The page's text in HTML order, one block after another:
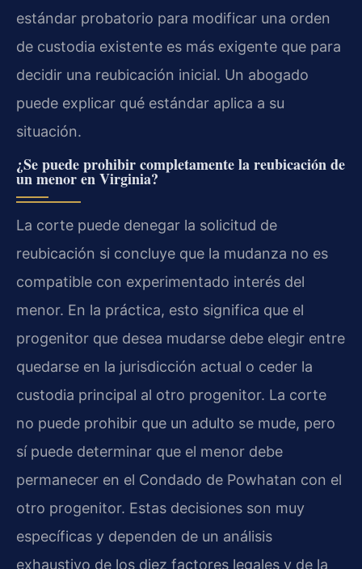
estándar probatorio para modificar una orden
de custodia existente es más exigente que para
decidir una reubicación inicial. Un abogado
puede explicar qué estándar aplica a su
situación.
¿Se puede prohibir completamente la reubicación de
un menor en Virginia?
La corte puede denegar la solicitud de
reubicación si concluye que la mudanza no es
compatible con experimentado interés del
menor. En la práctica, esto significa que el
progenitor que desea mudarse debe elegir entre
quedarse en la jurisdicción actual o ceder la
custodia principal al otro progenitor. La corte
no puede prohibir que un adulto se mude, pero
sí puede determinar que el menor debe
permanecer en el Condado de Powhatan con el
otro progenitor. Estas decisiones son muy
específicas y dependen de un análisis
exhaustivo de los diez factores legales y de la